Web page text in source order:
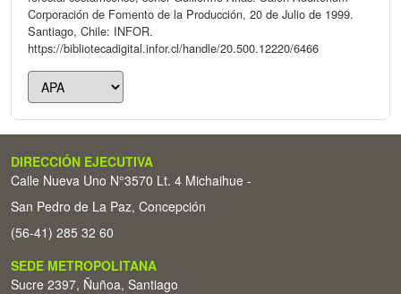
Corporación de Fomento de la Producción, 20 de Julio de 1999.
Santiago, Chile: INFOR.
https://bibliotecadigital.infor.cl/handle/20.500.12220/6466
DIRECCIÓN EJECUTIVA
Calle Nueva Uno N°3570 Lt. 4 Michaihue -
San Pedro de La Paz, Concepción
(56-41) 285 32 60
SEDE METROPOLITANA
Sucre 2397, Ñuñoa, Santiago